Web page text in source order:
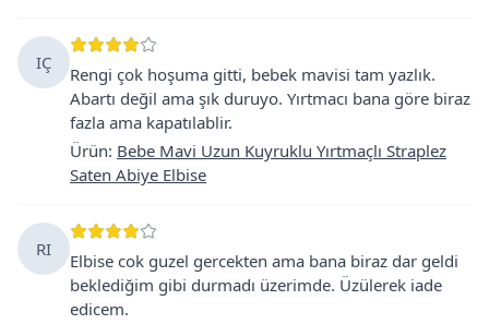
IÇ
Rengi çok hoşuma gitti, bebek mavisi tam yazlık.
Abartı değil ama şık duruyo. Yırtmacı bana göre biraz
fazla ama kapatılablir.
Ürün: Bebe Mavi Uzun Kuyruklu Yırtmaçlı Straplez
Saten Abiye Elbise
RI
Elbise cok guzel gercekten ama bana biraz dar geldi
beklediğim gibi durmadı üzerimde. Üzülerek iade
edicem.